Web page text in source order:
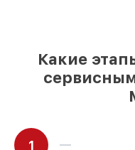
85%работ
мастер
Какие
1